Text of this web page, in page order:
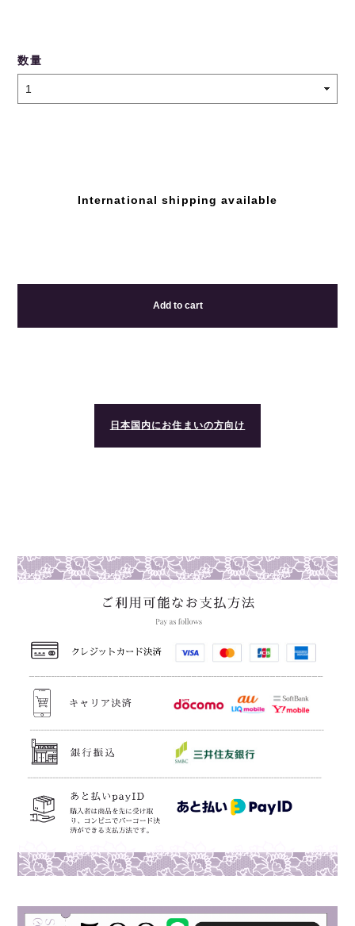
数量
International shipping available
Add to cart
日本国内にお住まいの方向け